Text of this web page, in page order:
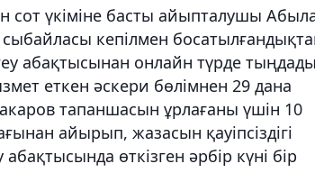
сот үкіміне басты айыпталушы
кепілмен
абақтысынан онлайн түрде
еткен әскери бөлімнен 29 дана
тапаншасын ұрлағаны үшін 10
айырып, жазасын қауіпсіздігі
өткізген әрбір күні бір